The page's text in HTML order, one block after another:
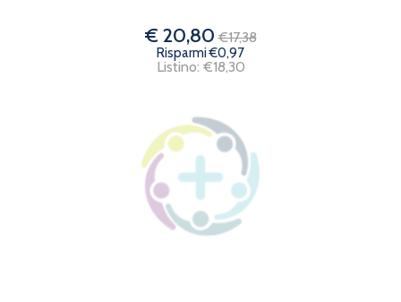
€ 20,80 €17,38
Risparmi €0,97
Listino: €18,30